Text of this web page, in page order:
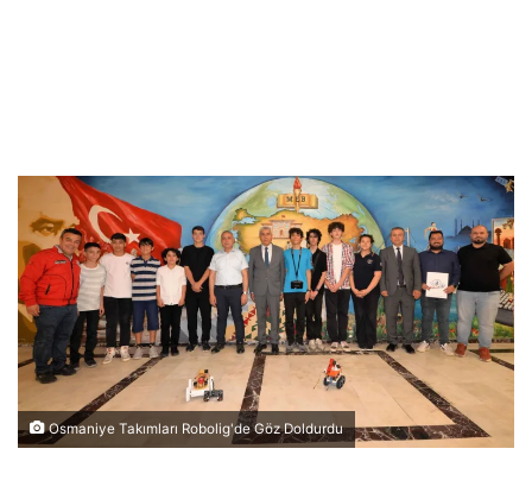
Osmaniye Takımları Robolig'de Göz Doldurdu